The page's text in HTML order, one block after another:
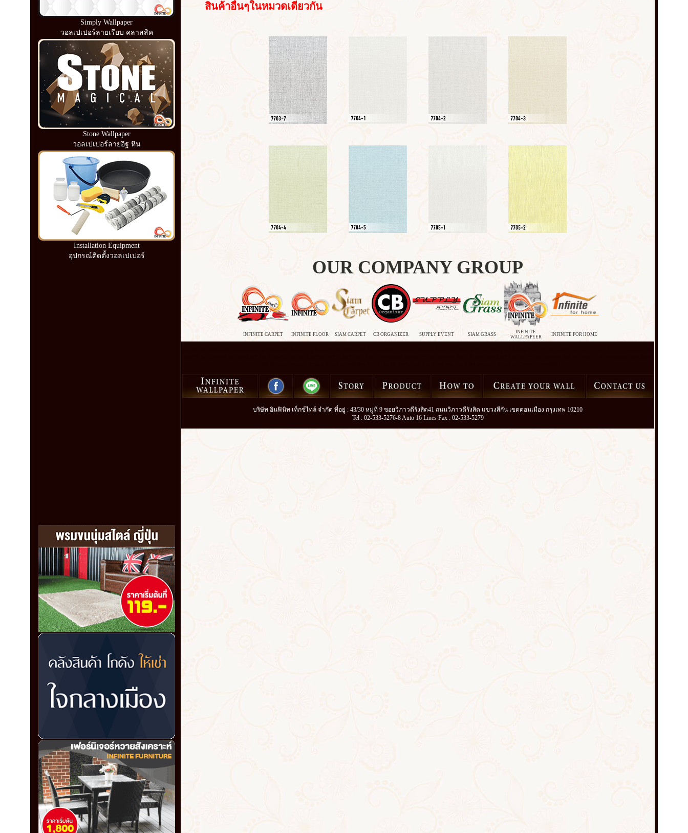
Simply Wallpaper
วอลเปเปอร์ลายเรียบ คลาสสิค
Stone Wallpaper
วอลเปเปอร์ลายอิฐ หิน
Installation Equipment
อุปกรณ์ติดตั้งวอลเปเปอร์
สินค้าอื่นๆในหมวดเดียวกัน
OUR COMPANY GROUP
INFINITE CARPET INFINITE FLOOR SIAM CARPET CB ORGANIZER SUPPLY EVENT SIAM GRASS
INFINITE
WALLPAPEER
INFINITE FOR HOME
บริษัท อินฟินิท เท็กซ์ไทล์ จำกัด ที่อยู่ : 43/30 หมู่ที่ 9 ซอยวิภาวดีรังสิต41 ถนนวิภาวดีรังสิต แขวงสีกัน เขตดอนเมือง กรุงเทพ 10210
Tel : 02-533-5276-8 Auto 16 Lines Fax : 02-533-5279